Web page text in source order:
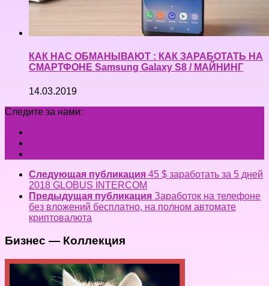
КАК НАС ОБМАНЫВАЮТ : КАК ЗАРАБОТАТЬ НА
СМАРТФОНЕ Samsung Galaxy S8 / МАЙНИНГ
14.03.2019
Следите за нами:
Следующая публикация 45 $ заработать за 5 дней
2018 GLOBUS INTERCOM
Предыдущая публикация Заработок на телефоне
без вложений бесплатно, на полном автомате
криптовалюта
Бизнес — Коллекция